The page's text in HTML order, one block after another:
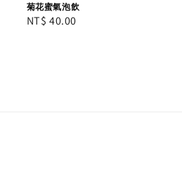
菊花蜜氣泡飲
Regular
NT$ 40.00